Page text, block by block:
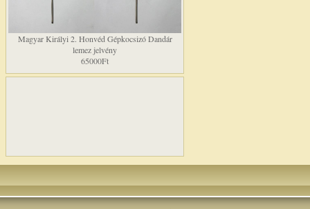
Magyar Királyi 2. Honvéd Gépkocsizó Dandár
lemez jelvény
65000Ft